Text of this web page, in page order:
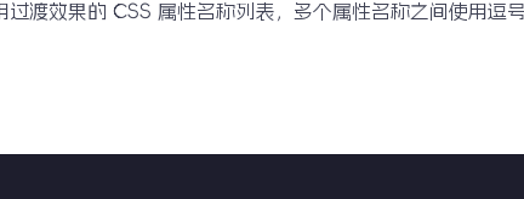
渡效果的 CSS 属性名称列表，多个属性名称之间使用逗